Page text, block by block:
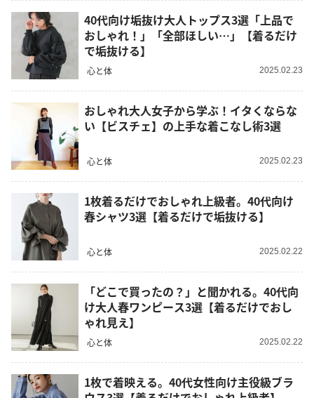
40代向け垢抜け大人トップス3選「上品で
おしゃれ！」「全部ほしい…」【着るだけ
で垢抜ける】
心と体 2025.02.23
おしゃれ大人女子から学ぶ！イタくならな
い【ビスチェ】の上手な着こなし術3選
心と体 2025.02.23
1枚着るだけでおしゃれ上級者。40代向け
春シャツ3選【着るだけで垢抜ける】
心と体 2025.02.22
「どこで買ったの？」と聞かれる。40代向
け大人春ワンピース3選【着るだけでおし
ゃれ見え】
心と体 2025.02.22
1枚で着映える。40代女性向け主役級ブラ